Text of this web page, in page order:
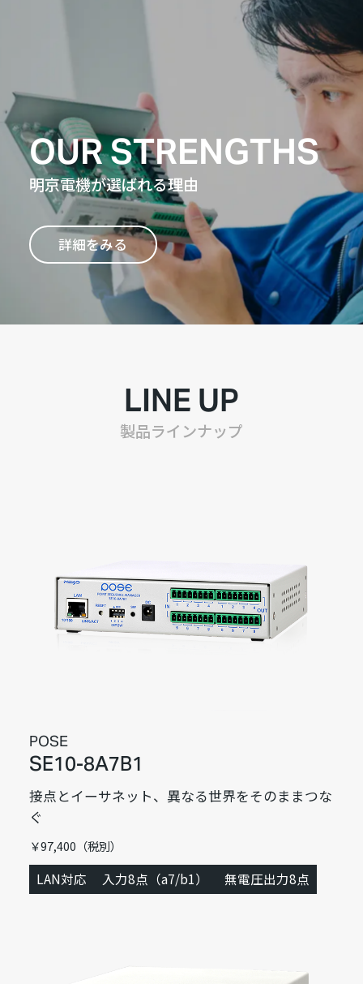
OUR STRENGTHS
明京電機が選ばれる理由
詳細をみる
LINE UP
製品ラインナップ
POSE
SE10-8A7B1
接点とイーサネット、異なる世界をそのままつな
ぐ
￥97,400（税別）
LAN対応 入力8点（a7/b1） 無電圧出力8点